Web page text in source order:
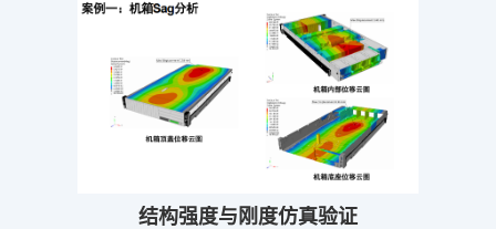
结构强度与刚度仿真验证